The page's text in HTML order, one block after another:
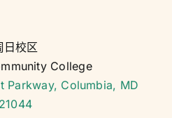
日校区
College
Parkway, Columbia, MD
21044